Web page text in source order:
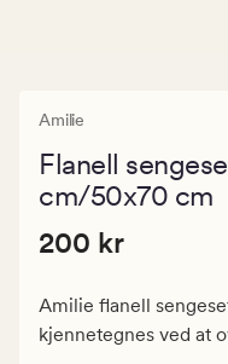
Amilie
Flanell
cm/50x70 cm
Pris
Vanlig
pris
Pris 200 kr
200 kr
Amilie flanell
kjennetegnes ved at